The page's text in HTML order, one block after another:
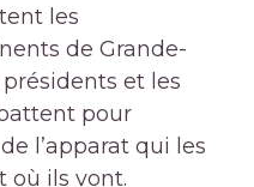
les
de Grande-
et les
pour
l’apparat qui les
où ils vont.